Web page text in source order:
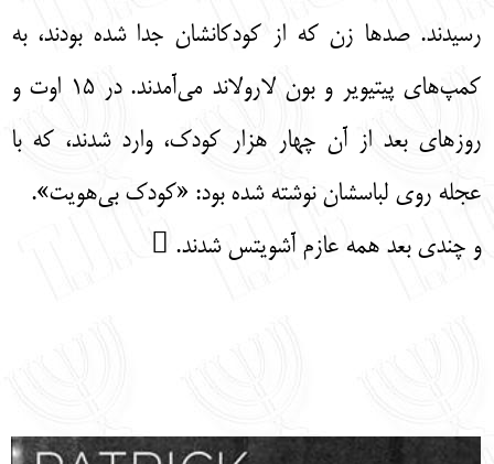
رسیدند. صدها زن که از کودکانشان جدا شده بودند، به
کمپ‌های پیتیویر و بون لارولاند می‌آمدند. در 15 اوت و
روزهای بعد از آن چهار هزار کودک، وارد شدند، که با
عجله روی لباسشان نوشته شده بود: «کودک بی‌هویت».
و چندی بعد همه عازم آشویتس شدند. 